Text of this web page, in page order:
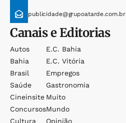
publicidade@grupoatarde.com.br
Canais e Editorias
Autos
Bahia
Brasil
Saúde
Cineinsite
Concursos
Cultura
E.c. Bahia
E.c. Vitória
Empregos
Gastronomia
Muito
Mundo
Opinião